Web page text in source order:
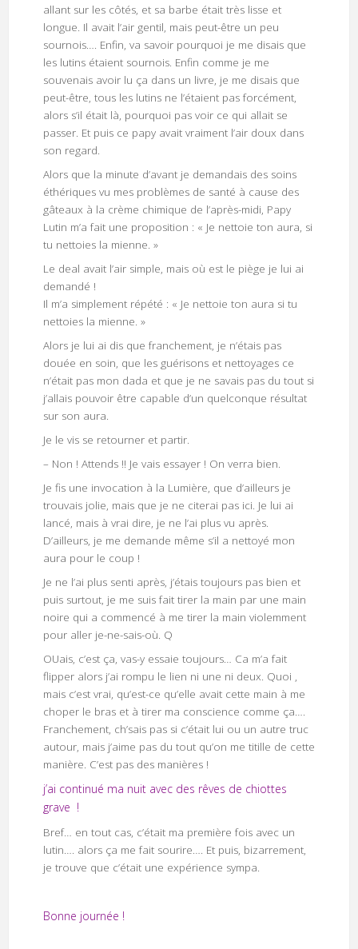
allant sur les côtés, et sa barbe était très lisse et
longue. Il avait l’air gentil, mais peut-être un peu
sournois…. Enfin, va savoir pourquoi je me disais que
les lutins étaient sournois. Enfin comme je me
souvenais avoir lu ça dans un livre, je me disais que
peut-être, tous les lutins ne l’étaient pas forcément,
alors s’il était là, pourquoi pas voir ce qui allait se
passer. Et puis ce papy avait vraiment l’air doux dans
son regard.
Alors que la minute d’avant je demandais des soins
éthériques vu mes problèmes de santé à cause des
gâteaux à la crème chimique de l’après-midi, Papy
Lutin m’a fait une proposition : « Je nettoie ton aura, si
tu nettoies la mienne. »
Le deal avait l’air simple, mais où est le piège je lui ai
demandé !
Il m’a simplement répété : « Je nettoie ton aura si tu
nettoies la mienne. »
Alors je lui ai dis que franchement, je n’étais pas
douée en soin, que les guérisons et nettoyages ce
n’était pas mon dada et que je ne savais pas du tout si
j’allais pouvoir être capable d’un quelconque résultat
sur son aura.
Je le vis se retourner et partir.
– Non ! Attends !! Je vais essayer ! On verra bien.
Je fis une invocation à la Lumière, que d’ailleurs je
trouvais jolie, mais que je ne citerai pas ici. Je lui ai
lancé, mais à vrai dire, je ne l’ai plus vu après.
D’ailleurs, je me demande même s’il a nettoyé mon
aura pour le coup !
Je ne l’ai plus senti après, j’étais toujours pas bien et
puis surtout, je me suis fait tirer la main par une main
noire qui a commencé à me tirer la main violemment
pour aller je-ne-sais-où. Q
OUais, c’est ça, vas-y essaie toujours… Ca m’a fait
flipper alors j’ai rompu le lien ni une ni deux. Quoi ,
mais c’est vrai, qu’est-ce qu’elle avait cette main à me
choper le bras et à tirer ma conscience comme ça….
Franchement, ch’sais pas si c’était lui ou un autre truc
autour, mais j’aime pas du tout qu’on me titille de cette
manière. C’est pas des manières !
j’ai continué ma nuit avec des rêves de chiottes
grave !
Bref… en tout cas, c’était ma première fois avec un
lutin…. alors ça me fait sourire…. Et puis, bizarrement,
je trouve que c’était une expérience sympa.
Bonne journée !